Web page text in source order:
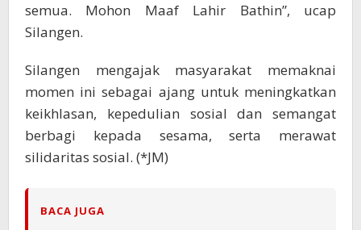
semua. Mohon Maaf Lahir Bathin”, ucap
Silangen.
Silangen mengajak masyarakat memaknai
momen ini sebagai ajang untuk meningkatkan
keikhlasan, kepedulian sosial dan semangat
berbagi kepada sesama, serta merawat
silidaritas sosial. (*JM)
BACA JUGA